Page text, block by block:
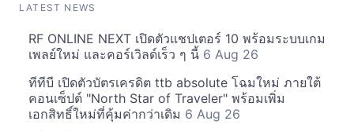
LATEST NEWS
RF ONLINE NEXT เปิดตัวแชปเตอร์ 10 พร้อมระบบเกม
เพลย์ใหม่ และคอร์เวิลด์เร็ว ๆ นี้ 6 Aug 26
ทีทีบี เปิดตัวบัตรเครดิต ttb absolute โฉมใหม่ ภายใต้
คอนเซ็ปต์ "North Star of Traveler" พร้อมเพิ่ม
เอกสิทธิ์ใหม่ที่คุ้มค่ากว่าเดิม 6 Aug 26